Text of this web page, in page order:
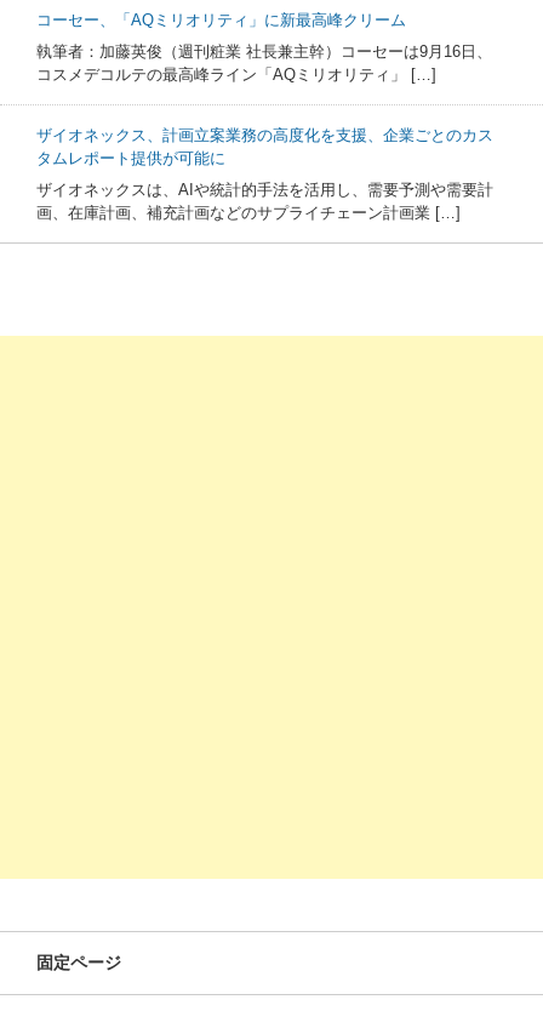
コーセー、「AQミリオリティ」に新最高峰クリーム
執筆者：加藤英俊（週刊粧業 社長兼主幹）コーセーは9月16日、
コスメデコルテの最高峰ライン「AQミリオリティ」 […]
ザイオネックス、計画立案業務の高度化を支援、企業ごとのカス
タムレポート提供が可能に
ザイオネックスは、AIや統計的手法を活用し、需要予測や需要計
画、在庫計画、補充計画などのサプライチェーン計画業 […]
固定ページ